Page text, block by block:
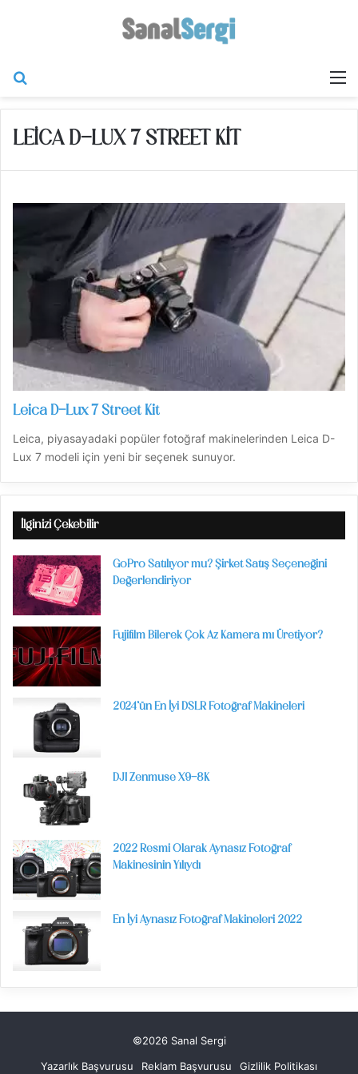
LEICA D-LUX 7 STREET KIT
Leica D-Lux 7 Street Kit
Leica, piyasayadaki popüler fotoğraf makinelerinden Leica D-
Lux 7 modeli için yeni bir seçenek sunuyor.
İlginizi Çekebilir
GoPro Satılıyor mu? Şirket Satış Seçeneğini
Değerlendiriyor
Fujifilm Bilerek Çok Az Kamera mı Üretiyor?
2024’ün En İyi DSLR Fotoğraf Makineleri
DJI Zenmuse X9-8K
2022 Resmi Olarak Aynasız Fotoğraf
Makinesinin Yılıydı
En İyi Aynasız Fotoğraf Makineleri 2022
©2026 Sanal Sergi
Yazarlık Başvurusu
Reklam Başvurusu Gizlilik Politikası